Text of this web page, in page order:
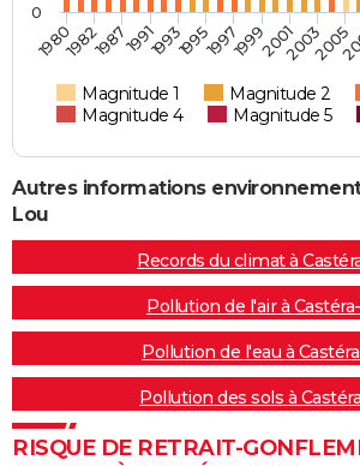
Magnitude 1 Magnitude 2
Magnitude 4
Magnitude 5
19801982198719911993199519971999200120032005
0
Autres informations
Lou
Records du climat à
Pollution de l'air à
Pollution de l'eau à
Pollution des sols à
RISQUE DE RETRAIT-